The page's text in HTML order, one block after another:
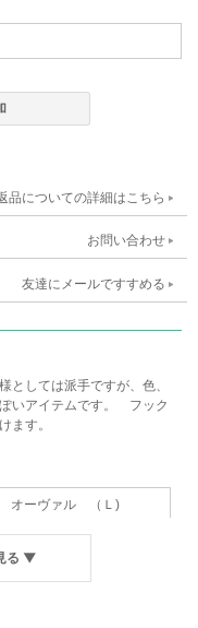
品についての詳細はこちら
お問い合わせ
友達にメールですすめる
しては派手ですが、色、
いアイテムです。 フック
ます。
オーヴァル （Ｌ)
る ▼